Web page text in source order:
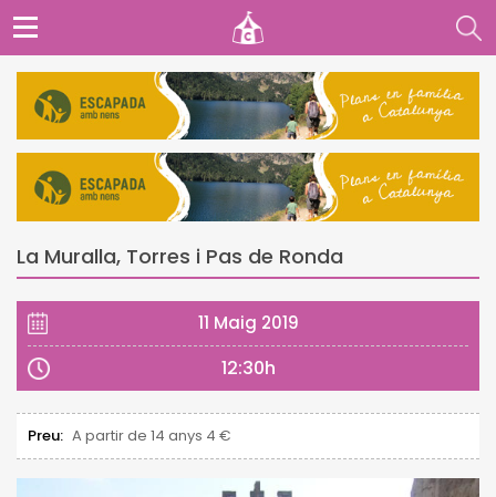
La Muralla, Torres i Pas de Ronda
11 Maig 2019
12:30h
Preu: A partir de 14 anys 4 €